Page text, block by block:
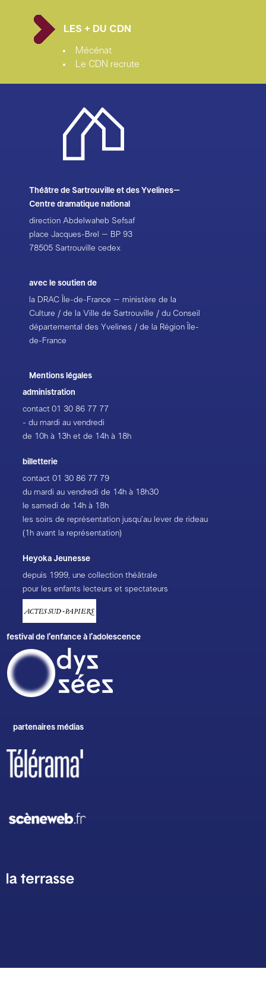
LES + DU CDN
Mécénat
Le CDN recrute
Théâtre de Sartrouville et des Yvelines–
Centre dramatique national
direction Abdelwaheb Sefsaf
place Jacques-Brel – BP 93
78505 Sartrouville cedex
avec le soutien de
la DRAC Île-de-France – ministère de la
Culture / de la Ville de Sartrouville / du Conseil
départemental des Yvelines / de la Région Île-
de-France
Mentions légales
administration
contact 01 30 86 77 77
- du mardi au vendredi
de 10h à 13h et de 14h à 18h
billetterie
contact 01 30 86 77 79
du mardi au vendredi de 14h à 18h30
le samedi de 14h à 18h
les soirs de représentation jusqu’au lever de rideau
(1h avant la représentation)
Heyoka Jeunesse
depuis 1999, une collection théâtrale
pour les enfants lecteurs et spectateurs
festival de l’enfance à l’adolescence
partenaires médias